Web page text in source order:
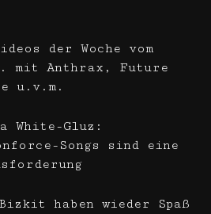
der Woche vom
mit Anthrax, Future
u.v.m.
White-Gluz:
Songs sind eine
haben wieder Spaß